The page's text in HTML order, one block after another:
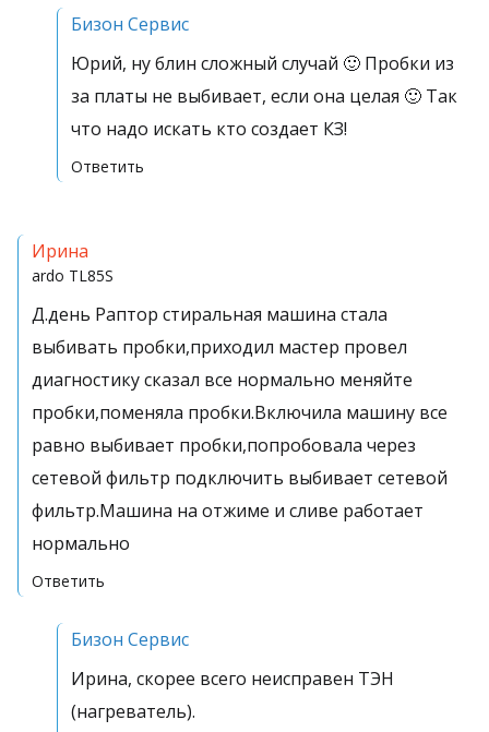
Бизон Сервис
Юрий, ну блин сложный случай 🙂 Пробки из
за платы не выбивает, если она целая 🙂 Так
что надо искать кто создает КЗ!
Ответить
Ирина
ardo TL85S
Д.день Раптор стиральная машина стала
выбивать пробки,приходил мастер провел
диагностику сказал все нормально меняйте
пробки,поменяла пробки.Включила машину все
равно выбивает пробки,попробовала через
сетевой фильтр подключить выбивает сетевой
фильтр.Машина на отжиме и сливе работает
нормально
Ответить
Бизон Сервис
Ирина, скорее всего неисправен ТЭН
(нагреватель).